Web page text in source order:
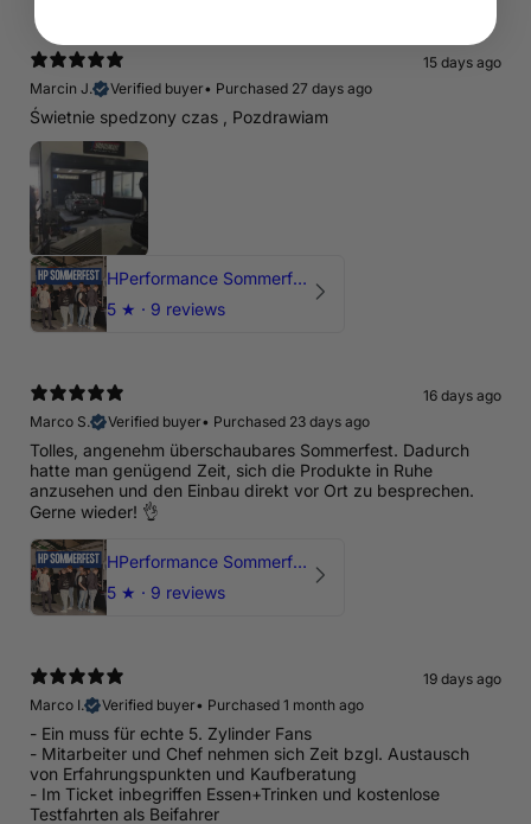
15 days ago
Marcin J.
Verified buyer• Purchased 27 days ago
Świetnie spedzony czas , Pozdrawiam
HPerformance Sommerfest 2026
5 ★ · 9 reviews
16 days ago
Marco S.
Verified buyer• Purchased 23 days ago
Tolles, angenehm überschaubares Sommerfest. Dadurch
hatte man genügend Zeit, sich die Produkte in Ruhe
anzusehen und den Einbau direkt vor Ort zu besprechen.
Gerne wieder! 👌
HPerformance Sommerfest 2026
5 ★ · 9 reviews
19 days ago
Marco I.
Verified buyer• Purchased 1 month ago
- Ein muss für echte 5. Zylinder Fans
- Mitarbeiter und Chef nehmen sich Zeit bzgl. Austausch
von Erfahrungspunkten und Kaufberatung
- Im Ticket inbegriffen Essen+Trinken und kostenlose
Testfahrten als Beifahrer